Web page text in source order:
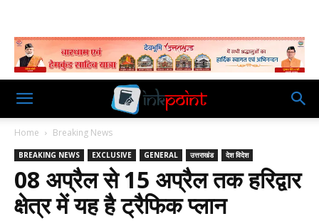
Home Breaking News
BREAKING NEWS EXCLUSIVE GENERAL उत्तराखंड देश विदेश
08 अप्रैल से 15 अप्रैल तक हरिद्वार
क्षेत्र में यह है ट्रैफिक प्लान